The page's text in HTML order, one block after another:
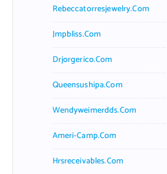
Rebeccatorresjewelry.com
Jmpbliss.com
Drjorgerico.com
Queensushipa.com
Wendyweimerdds.com
Ameri-Camp.com
Hrsreceivables.com